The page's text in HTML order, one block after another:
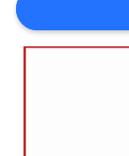
PRIVACY
POLICY